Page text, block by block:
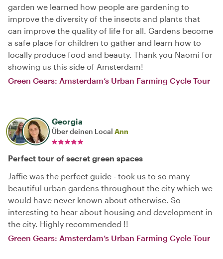
garden we learned how people are gardening to
improve the diversity of the insects and plants that
can improve the quality of life for all. Gardens become
a safe place for children to gather and learn how to
locally produce food and beauty. Thank you Naomi for
showing us this side of Amsterdam!
Green Gears: Amsterdam’s Urban Farming Cycle Tour
Georgia
Über deinen Local Ann
Perfect tour of secret green spaces
Jaffie was the perfect guide - took us to so many
beautiful urban gardens throughout the city which we
would have never known about otherwise. So
interesting to hear about housing and development in
the city. Highly recommended !!
Green Gears: Amsterdam’s Urban Farming Cycle Tour